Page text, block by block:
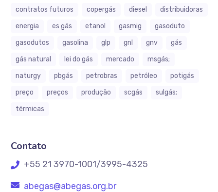
contratos futuros
copergás diesel
distribuidoras
energia
es gás etanol gasmig
gasoduto
gasodutos
gasolina glp gnl gnv
gás
gás natural
lei do gás mercado
msgás;
naturgy
pbgás petrobras petróleo
potigás
preço
preços produção scgás
sulgás;
térmicas
Contato
+55 21 3970-1001/3995-4325
abegas@abegas.org.br